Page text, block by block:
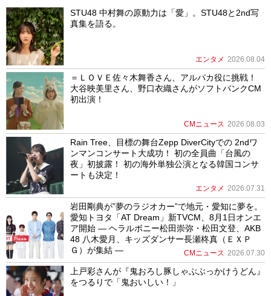
STU48 中村舞の原動力は「愛」。STU48と2nd写
真集を語る。
エンタメ 2026.08.04
＝ＬＯＶＥ佐々木舞香さん、アルパカ役に挑戦！
大谷映美里さん、野口衣織さんがソフトバンクCM
初出演！
CMニュース 2026.08.03
Rain Tree、目標の舞台Zepp DiverCityでの 2ndワ
ンマンコンサート大成功！ 初の全員曲「台風の
夜」初披露！ 初の海外単独公演となる韓国コンサ
ートも決定！
エンタメ 2026.07.31
岩田剛典が”夢のラジオカー”で地元・愛知に夢を。
愛知トヨタ「AT Dream」新TVCM、8月1日オンエ
ア開始 ― ヘラルボニー松田崇弥・松田文登、AKB
48 八木愛月、キッズダンサー長瀬柊真（ＥＸＰ
Ｇ）が集結 ―
CMニュース 2026.07.30
上戸彩さんが『鬼おろし豚しゃぶぶっかけうどん』
をつるりで「鬼おいしい！」